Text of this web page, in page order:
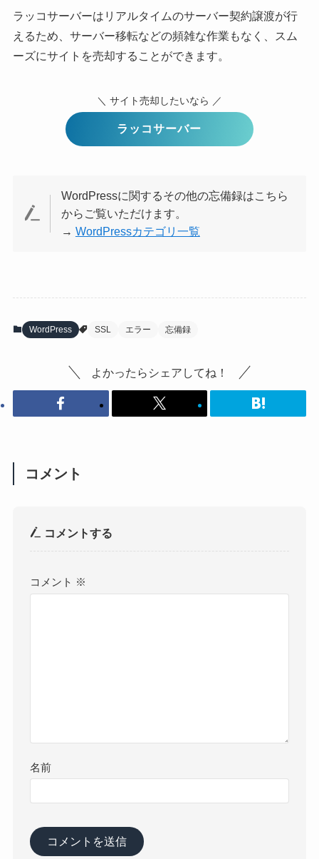
ラッコサーバーはリアルタイムのサーバー契約譲渡が行
えるため、サーバー移転などの頻雑な作業もなく、スム
ーズにサイトを売却することができます。
＼ サイト売却したいなら ／
ラッコサーバー
WordPressに関するその他の忘備録はこちら
からご覧いただけます。
→ WordPressカテゴリ一覧
WordPress SSL エラー 忘備録
よかったらシェアしてね！
コメント
コメントする
コメント ※
名前